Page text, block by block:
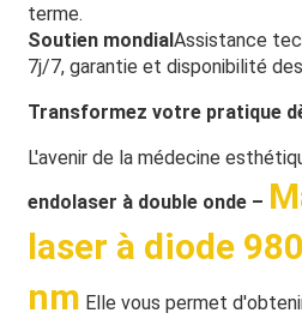
terme.
Soutien mondialAssistance
7j/7, garantie et disponibilité
Transformez votre pratique
L'avenir de la médecine
endolaser à double onde –
laser à diode
nm Elle vous permet